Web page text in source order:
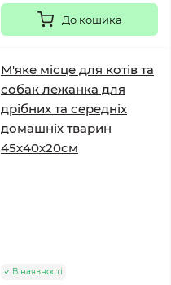
До кошика
М'яке місце для котів та
собак лежанка для
дрібних та середніх
домашніх тварин
45х40х20см
В наявності